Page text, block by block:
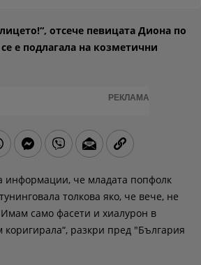
отсече певицата Диона по
е подлагала на козметични
РЕКЛАМА
информации, че младата попфолк
толкова яко, че вече, не
само фасети и хиалурон в
коригирала“, разкри пред "България